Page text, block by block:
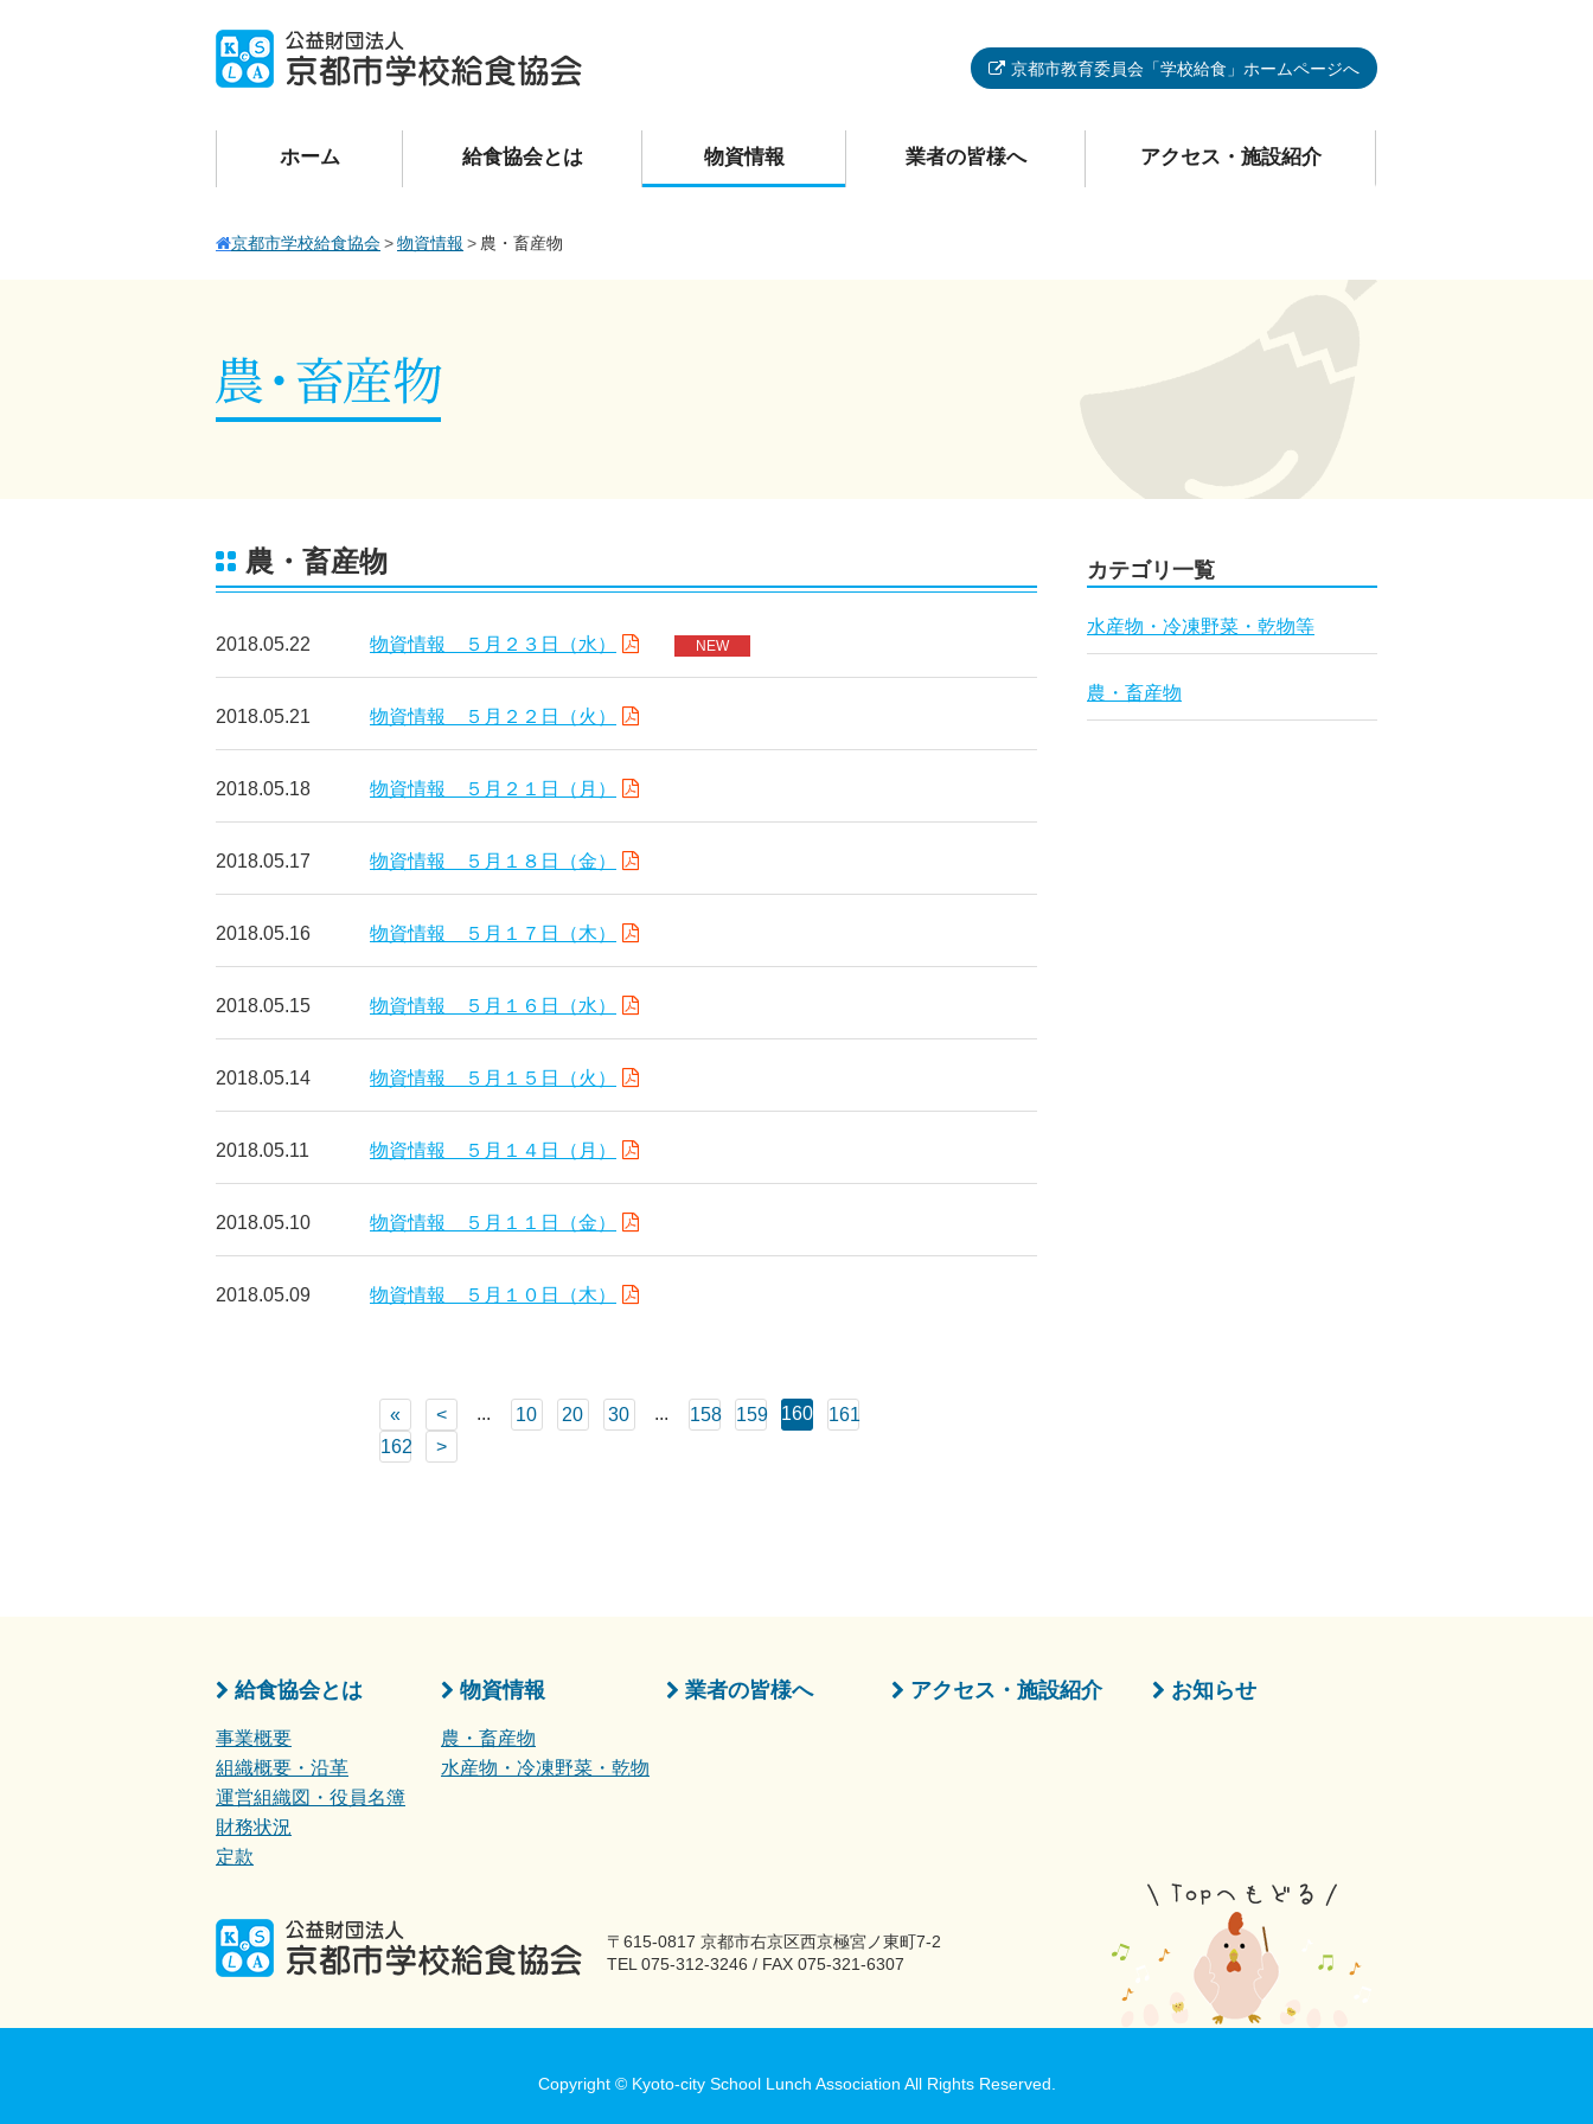
京都市教育委員会「学校給食」ホームページへ
ホーム 給食協会とは 物資情報 業者の皆様へ アクセス・施設紹介
京都市学校給食協会 物資情報 農・畜産物
農・畜産物
2018.05.22 物資情報 ５月２３日（水） NEW
2018.05.21 物資情報 ５月２２日（火）
2018.05.18 物資情報 ５月２１日（月）
2018.05.17 物資情報 ５月１８日（金）
2018.05.16 物資情報 ５月１７日（木）
2018.05.15 物資情報 ５月１６日（水）
2018.05.14 物資情報 ５月１５日（火）
2018.05.11 物資情報 ５月１４日（月）
2018.05.10 物資情報 ５月１１日（金）
2018.05.09 物資情報 ５月１０日（木）
« < ... 10 20 30 ... 158 159 160
161
162
>
カテゴリ一覧
水産物・冷凍野菜・乾物等
農・畜産物
給食協会とは
事業概要
組織概要・沿革
運営組織図・役員名簿
財務状況
定款
物資情報
農・畜産物
水産物・冷凍野菜・乾物
業者の皆様へ アクセス・施設紹介 お知らせ
〒615-0817 京都市右京区西京極宮ノ東町7-2
TEL 075-312-3246 / FAX 075-321-6307
Copyright © Kyoto-city School Lunch Association All Rights Reserved.